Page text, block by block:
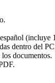
(incluye
dentro del
documentos.